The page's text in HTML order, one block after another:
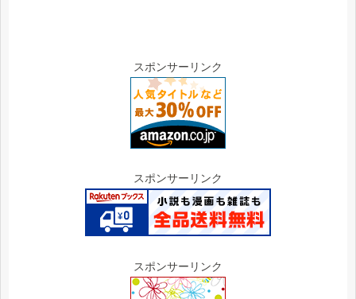
スポンサーリンク
スポンサーリンク
スポンサーリンク